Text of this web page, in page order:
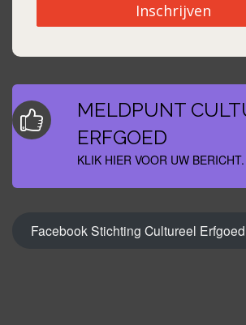
Inschrijven
MELDPUNT
ERFGOED
KLIK HIER VOOR UW BERICHT.
Facebook Stichting Cultureel